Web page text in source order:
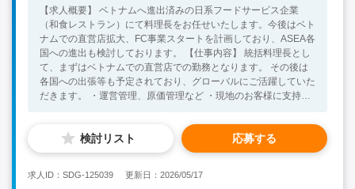
【求人概要】 ベトナムへ進出済みの日系フードサービス企業
（和食レストラン）にて料理長をお任せいたします。今後はベト
ナムでの直営店拡大、FC事業スタートを計画しており、ASEA各
国への進出も検討しております。 【仕事内容】 統括料理長とし
て、まずはベトナムでの直営店での勤務となります。 その後は
各国への出張等も予定されており、グローバルにご活躍していた
だきます。 ・運営管理、原価管理など ・現地のお客様に支持さ
営/FC/他国含む） ・現場での調理業務 【必須要件】 ・学歴：4
年生大学卒業以上もしくは調理師免許をお持ちの方（労働許可証
取得のため） ・語学不問 ・Microsoft Word/Excel/PowerPointな
の調理経験5年以上（経験ジャンル不問） 【求める人物像】 ・
検討リスト 応募する
求人ID：SDG-125039 更新日：2026/05/17